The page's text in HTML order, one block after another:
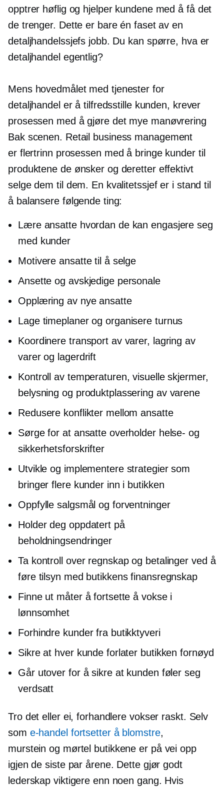
opptrer høflig og hjelper kundene med å få det
de trenger. Dette er bare én faset av en
detaljhandelssjefs jobb. Du kan spørre, hva er
detaljhandel egentlig?
Mens hovedmålet med tjenester for
detaljhandel er å tilfredsstille kunden, krever
prosessen med å gjøre det mye manøvrering
Bak scenen. Retail business management
er flertrinn prosessen med å bringe kunder til
produktene de ønsker og deretter effektivt
selge dem til dem. En kvalitetssjef er i stand til
å balansere følgende ting:
Lære ansatte hvordan de kan engasjere seg
med kunder
Motivere ansatte til å selge
Ansette og avskjedige personale
Opplæring av nye ansatte
Lage timeplaner og organisere turnus
Koordinere transport av varer, lagring av
varer og lagerdrift
Kontroll av temperaturen, visuelle skjermer,
belysning og produktplassering av varene
Redusere konflikter mellom ansatte
Sørge for at ansatte overholder helse- og
sikkerhetsforskrifter
Utvikle og implementere strategier som
bringer flere kunder inn i butikken
Oppfylle salgsmål og forventninger
Holder deg oppdatert på
beholdningsendringer
Ta kontroll over regnskap og betalinger ved å
føre tilsyn med butikkens finansregnskap
Finne ut måter å fortsette å vokse i
lønnsomhet
Forhindre kunder fra butikktyveri
Sikre at hver kunde forlater butikken fornøyd
Går utover for å sikre at kunden føler seg
verdsatt
Tro det eller ei, forhandlere vokser raskt. Selv
som e-handel fortsetter å blomstre,
murstein og mørtel butikkene er på vei opp
igjen de siste par årene. Dette gjør godt
lederskap viktigere enn noen gang. Hvis